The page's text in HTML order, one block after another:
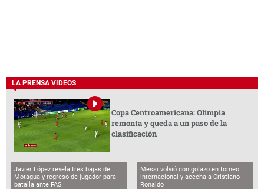
LA PRENSA VIDEOS
Copa Centroamericana: Olimpia
remonta y queda a un paso de la
clasificación
Javier López revela tres bajas de
Motagua y regreso de jugador para
batalla ante FAS
Messi volvió con golazo en torneo
internacional y acecha a Cristiano
Ronaldo